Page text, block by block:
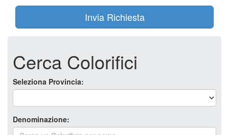
Invia Richiesta
Cerca Colorifici
Seleziona Provincia:
Denominazione: